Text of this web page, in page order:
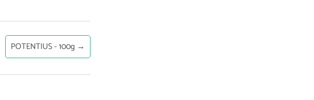
POTENTIUS - 100g →